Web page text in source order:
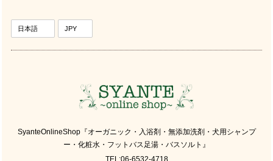
SyanteOnlineShop『オーガニック・入浴剤・無添加洗剤・犬用シャンプ
ー・化粧水・フットバス足湯・バスソルト』